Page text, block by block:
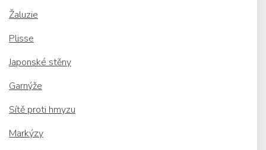
Žaluzie
Plisse
Japonské stěny
Garnýže
Sítě proti hmyzu
Markýzy